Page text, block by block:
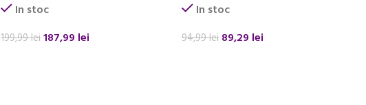
In stoc
199,99lei187,99 lei
In stoc
94,99lei 89,29 lei